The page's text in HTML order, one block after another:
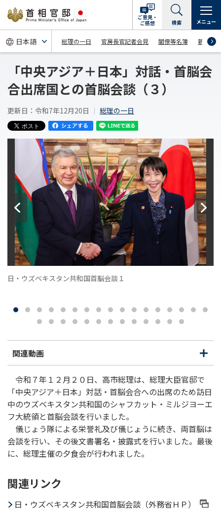
総理の一日 官房長官記者会見 閣僚等名簿 新着情報
ご意見・
ご感想
検索 メニュー
「中央アジア＋日本」対話・首脳会
合出席国との首脳会談（３）
更新日：令和7年12月20日 総理の一日
日・ウズベキスタン共和国首脳会談１
関連動画
開
く
閉
じ
る
令和７年１２月２０日、高市総理は、総理大臣官邸で
「中央アジア＋日本」対話・首脳会合への出席のため訪日
中のウズベキスタン共和国のシャフカット・ミルジヨーエ
フ大統領と首脳会談を行いました。
儀じょう隊による栄誉礼及び儀じょうに続き、両首脳は
会談を行い、その後文書署名・披露式を行いました。最後
に、総理主催の夕食会が行われました。
関連リンク
日・ウズベキスタン共和国首脳会談（外務省ＨＰ）